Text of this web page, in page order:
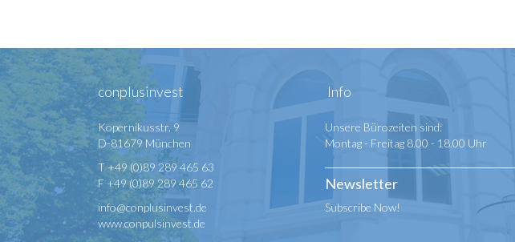
conplusinvest
Kopernikusstr. 9
D-81679 München
T +49 (0)89 289 465 63
F +49 (0)89 289 465 62
info@conplusinvest.de
www.conpulsinvest.de
Info
Unsere Bürozeiten sind:
Montag - Freitag 8.00 - 18.00 Uhr
Newsletter
Subscribe Now!